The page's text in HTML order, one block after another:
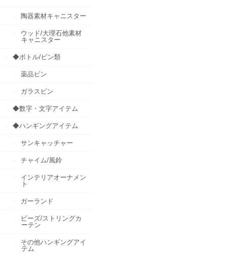
陶器素材キャニスター
ウッド/大理石他素材
キャニスター
◆ボトル/ビン類
薬品ビン
ガラスビン
◆数字・文字アイテム
◆ハンギングアイテム
サンキャッチャー
チャイム/風鈴
インテリアオーナメン
ト
ガーランド
ビーズ/ストリングカ
ーテン
その他ハンギングアイ
テム